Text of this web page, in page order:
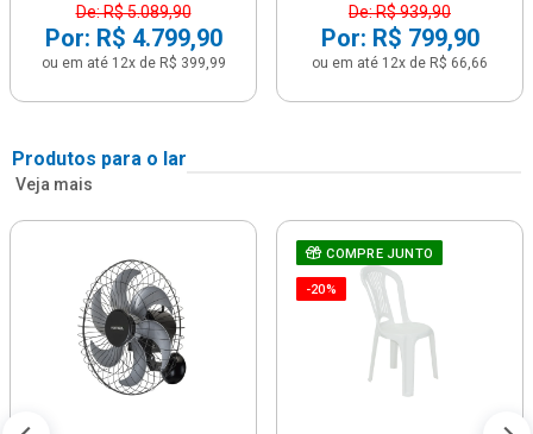
De: R$ 5.089,90
Por: R$ 4.799,90
ou em até 12x de R$ 399,99
De: R$ 939,90
Por: R$ 799,90
ou em até 12x de R$ 66,66
Produtos para o lar
Veja mais
COMPRE JUNTO
-20%